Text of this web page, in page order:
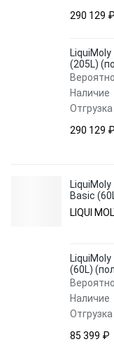
290 129 ₽
(205L)
Наличие
Отгрузка
290 129 ₽
Basic
228.3/
LIQUI
(60L)
Наличие
Отгрузка
85 399 ₽